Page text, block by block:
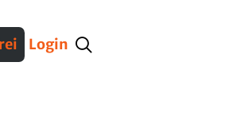
Interviews Fracht
Login